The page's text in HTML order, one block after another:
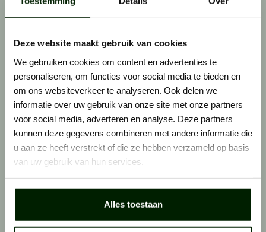
Deze website maakt gebruik van cookies
We gebruiken cookies om content en advertenties te
personaliseren, om functies voor social media te bieden en
om ons websiteverkeer te analyseren. Ook delen we
informatie over uw gebruik van onze site met onze partners
voor social media, adverteren en analyse. Deze partners
kunnen deze gegevens combineren met andere informatie die
u aan ze heeft verstrekt of die ze hebben verzameld op basis
van uw gebruik van hun services.
Alles toestaan
Zie je een vacature die perfect bij je past? Laat
Stap 2: telefonisch contact
We bellen je op. Als het klikt, maken we
persoonlijk kennis. We bespreken het werk, wie
je bent en wáár je graag wilt werken.Des te
eerlijker je bent, des te makkelijker het voor ons
is om de juiste plek voor je te vinden.